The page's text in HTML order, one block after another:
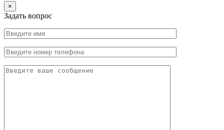
×
Задать вопрос